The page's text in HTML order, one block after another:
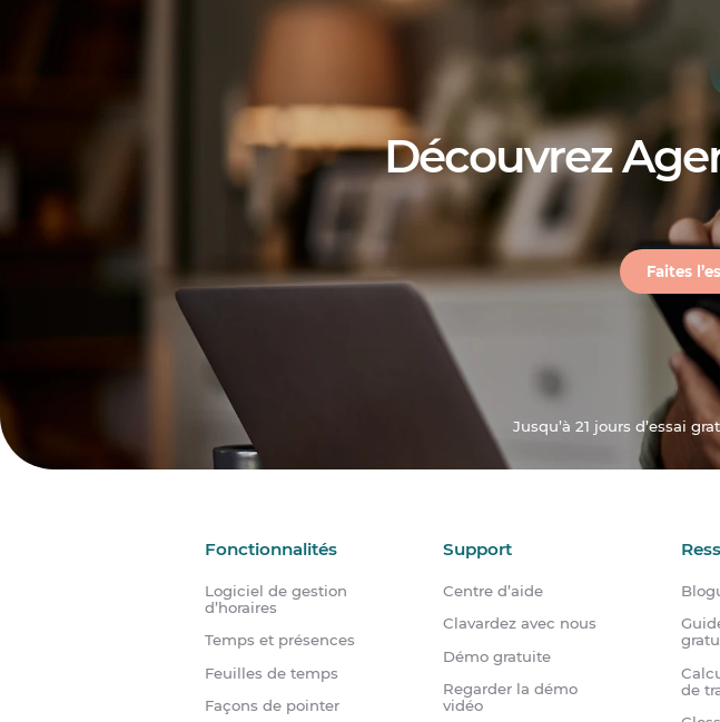
Découvrez
Faites
Jusqu’à 21 jours d’essai
Fonctionnalités
Logiciel de gestion
d’horaires
Temps et présences
Feuilles de temps
Façons de pointer
Support
Centre d’aide
Clavardez avec nous
Démo gratuite
Regarder la démo
vidéo
de